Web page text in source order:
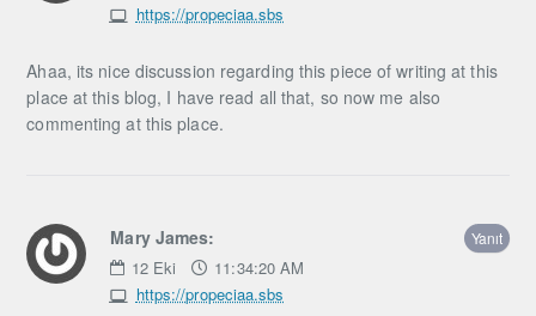
https://propeciaa.sbs
Ahaa, its nice discussion regarding this piece of writing at this
place at this blog, I have read all that, so now me also
commenting at this place.
Mary James:
12 Eki
11:34:20 AM
https://propeciaa.sbs
Yanıt